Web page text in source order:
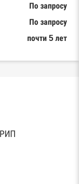
По запросу
По запросу
почти 5 лет